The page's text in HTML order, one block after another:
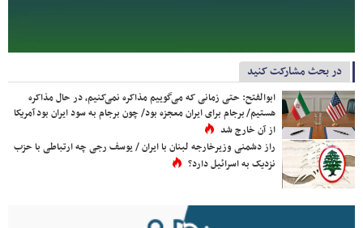
در بحث مشارکت کنید
ابوالفتح: حتی زمانی که می‌گوییم مذاکره نمی‌کنیم، در حال مذاکره
هستیم/ برجام برای ایران معجزه بود/ چون برجام به سود ایران بود آمریکا
از آن خارج شد
راز دشمنی وزیرخارجه لبنان با ایران / یوسف رجی چه ارتباطی با حزب
نزدیک به اسرائیل دارد؟